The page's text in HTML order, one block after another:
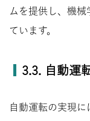
ムを提供し、機
ています。
3.3. 自動運
自動運転の実現